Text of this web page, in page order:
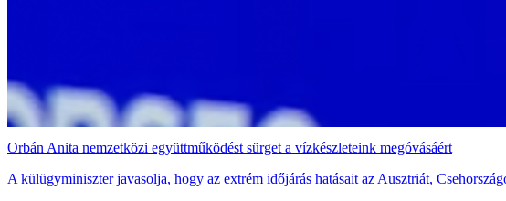
Orbán Anita nemzetközi együttműködést sürget a vízkészleteink megóvásáért
A külügyminiszter javasolja, hogy az extrém időjárás hatásait az Ausztriát,